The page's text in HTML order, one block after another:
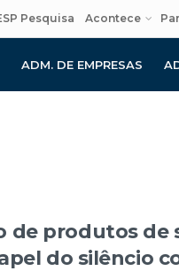
Pesquisa Acontece
ADM. DE EMPRESAS
de produtos de
do silêncio